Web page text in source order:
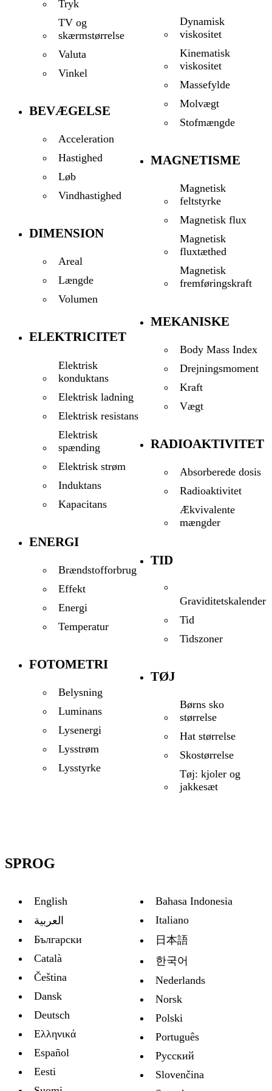
Tryk
TV og
skærmstørrelse
Valuta
Vinkel
BEVÆGELSE
Acceleration
Hastighed
Løb
Vindhastighed
DIMENSION
Areal
Længde
Volumen
ELEKTRICITET
Elektrisk
konduktans
Elektrisk ladning
Elektrisk resistans
Elektrisk
spænding
Elektrisk strøm
Induktans
Kapacitans
ENERGI
Brændstofforbrug
Effekt
Energi
Temperatur
FOTOMETRI
Belysning
Luminans
Lysenergi
Lysstrøm
Lysstyrke
Dynamisk
viskositet
Kinematisk
viskositet
Massefylde
Molvægt
Stofmængde
MAGNETISME
Magnetisk
feltstyrke
Magnetisk flux
Magnetisk
fluxtæthed
Magnetisk
fremføringskraft
MEKANISKE
Body Mass Index
Drejningsmoment
Kraft
Vægt
RADIOAKTIVITET
Absorberede dosis
Radioaktivitet
Ækvivalente
mængder
TID
Graviditetskalender
Tid
Tidszoner
TØJ
Børns sko
størrelse
Hat størrelse
Skostørrelse
Tøj: kjoler og
jakkesæt
SPROG
English
العربية
Български
Català
Čeština
Dansk
Deutsch
Ελληνικά
Español
Eesti
Bahasa Indonesia
Italiano
日本語
한국어
Nederlands
Norsk
Polski
Português
Русский
Slovenčina